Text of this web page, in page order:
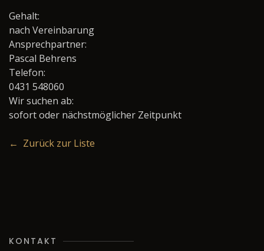
Gehalt:
nach Vereinbarung
Ansprechpartner:
Pascal Behrens
Telefon:
0431 548060
Wir suchen ab:
sofort oder nächstmöglicher Zeitpunkt
← Zurück zur Liste
KONTAKT